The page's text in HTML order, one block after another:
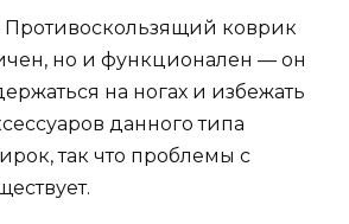
Противоскользящий коврик
но и функционален — он
на ногах и избежать
данного типа
так что проблемы с